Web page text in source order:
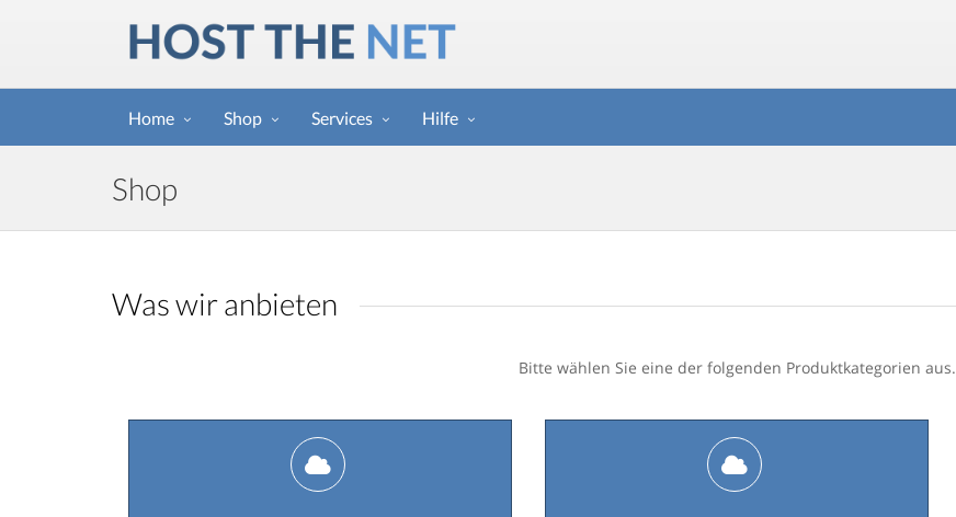
Home Shop Services Hilfe
Shop
Was wir anbieten
Bitte wählen Sie eine der folgenden Produktkategorien aus.